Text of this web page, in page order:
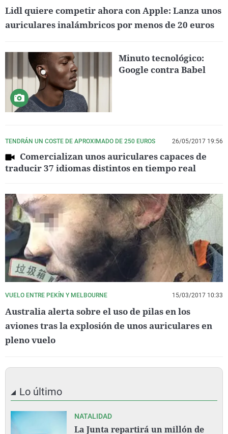
Lidl quiere competir ahora con Apple: Lanza unos
auriculares inalámbricos por menos de 20 euros
Minuto tecnológico:
Google contra Babel
TENDRÁN UN COSTE DE APROXIMADO DE 250 EUROS 26/05/2017 19:56
Comercializan unos auriculares capaces de
traducir 37 idiomas distintos en tiempo real
VUELO ENTRE PEKÍN Y MELBOURNE 15/03/2017 10:33
Australia alerta sobre el uso de pilas en los
aviones tras la explosión de unos auriculares en
pleno vuelo
Lo último
NATALIDAD
La Junta repartirá un millón de